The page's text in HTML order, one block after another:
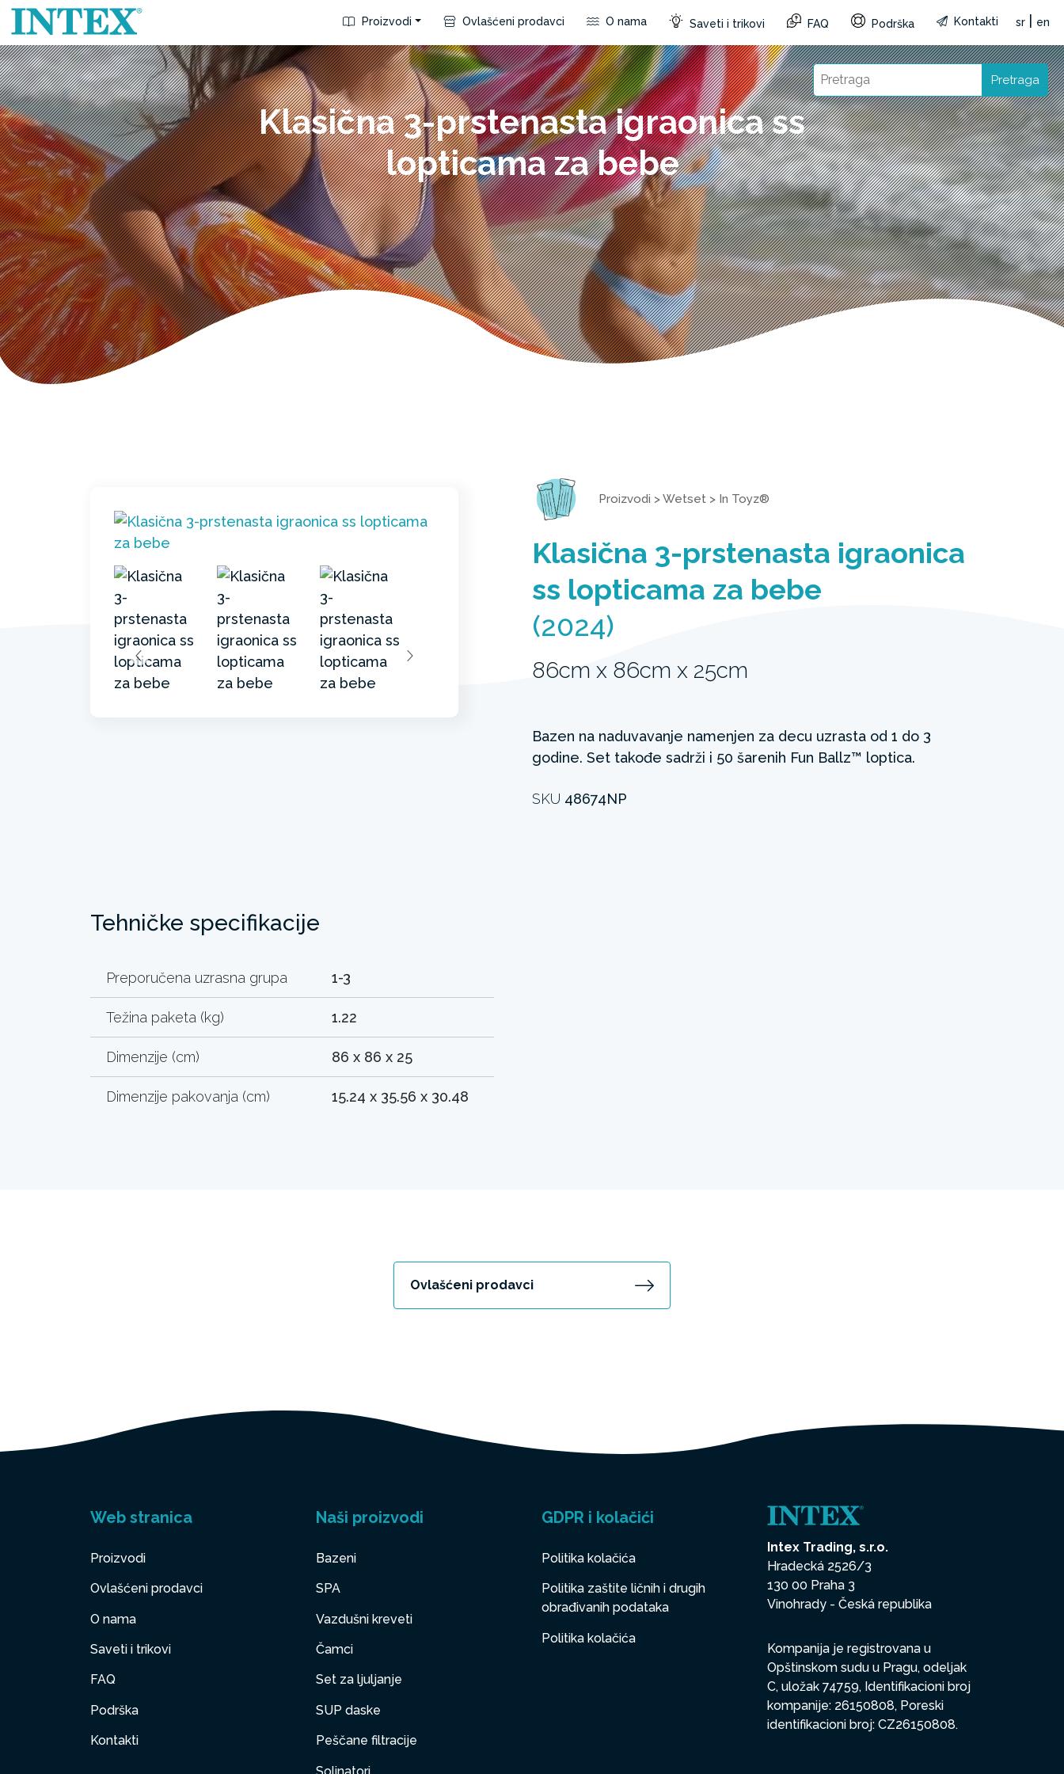
Proizvodi Ovlašćeni prodavci O nama Saveti i trikovi FAQ Podrška Kontakti sr en
Pretraga
Klasična 3-prstenasta igraonica ss
lopticama za bebe
Proizvodi >Wetset > In Toyz®
Klasična 3-prstenasta igraonica
ss lopticama za bebe
(2024)
86cm x 86cm x 25cm
Bazen na naduvavanje namenjen za decu uzrasta od 1 do 3
godine. Set takođe sadrži i 50 šarenih Fun Ballz™ loptica.
SKU 48674NP
Tehničke specifikacije
Preporučena uzrasna grupa 1-3
Težina paketa (kg) 1.22
Dimenzije (cm) 86 x 86 x 25
Dimenzije pakovanja (cm) 15.24 x 35.56 x 30.48
Ovlašćeni prodavci
Web stranica
Proizvodi
Ovlašćeni prodavci
O nama
Saveti i trikovi
FAQ
Podrška
Kontakti
Naši proizvodi
Bazeni
SPA
Vazdušni kreveti
Čamci
Set za ljuljanje
SUP daske
Peščane filtracije
Solinatori
GDPR i kolačići
Politika kolačića
Politika zaštite ličnih i drugih
obrađivanih podataka
Politika kolačića
Intex Trading, s.r.o.
Hradecká 2526/3
130 00 Praha 3
Vinohrady - Česká republika
Kompanija je registrovana u
Opštinskom sudu u Pragu, odeljak
C, uložak 74759, Identifikacioni broj
kompanije: 26150808, Poreski
identifikacioni broj: CZ26150808.